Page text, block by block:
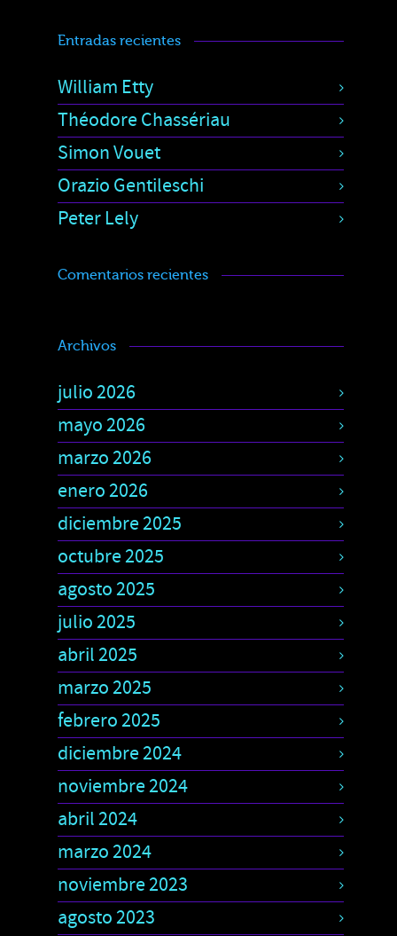
Entradas recientes
William Etty
Théodore Chassériau
Simon Vouet
Orazio Gentileschi
Peter Lely
Comentarios recientes
Archivos
julio 2026
mayo 2026
marzo 2026
enero 2026
diciembre 2025
octubre 2025
agosto 2025
julio 2025
abril 2025
marzo 2025
febrero 2025
diciembre 2024
noviembre 2024
abril 2024
marzo 2024
noviembre 2023
agosto 2023